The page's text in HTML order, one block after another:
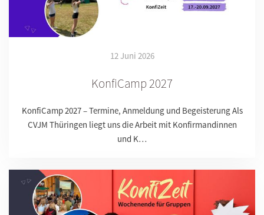
12 Juni 2026
KonfiCamp 2027
KonfiCamp 2027 – Termine, Anmeldung und Begeisterung Als
CVJM Thüringen liegt uns die Arbeit mit Konfirmandinnen
und K…